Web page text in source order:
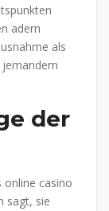
adern
als
der
sagt, sie